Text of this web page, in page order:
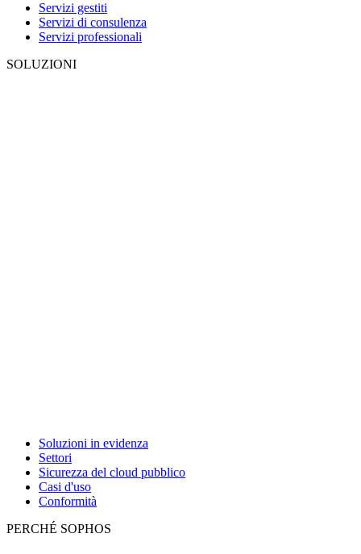
Servizi gestiti
Servizi di consulenza
Servizi professionali
SOLUZIONI
Soluzioni in evidenza
Settori
Sicurezza del cloud pubblico
Casi d'uso
Conformità
PERCHÉ SOPHOS